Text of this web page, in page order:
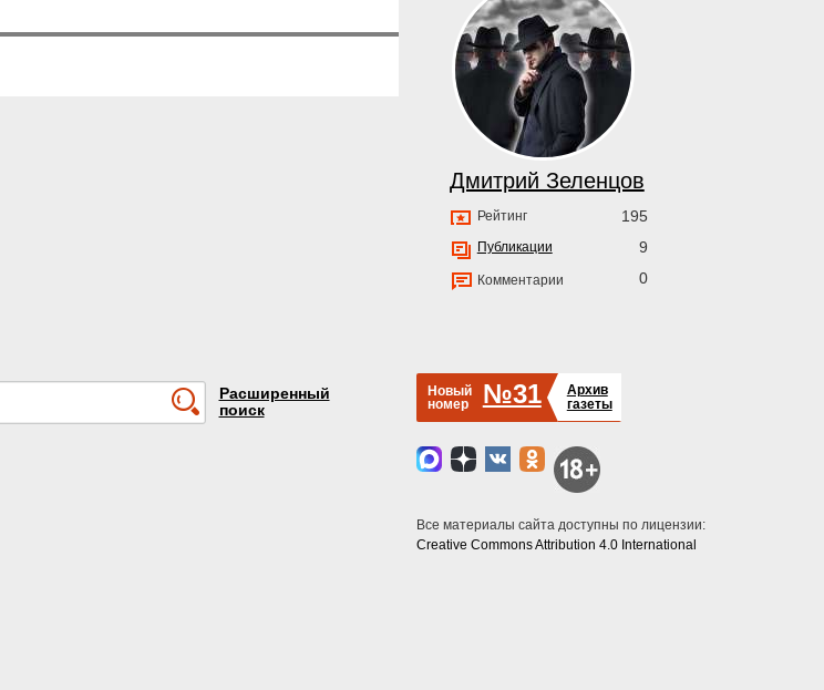
Дмитрий Зеленцов
Рейтинг 195
Публикации 9
Комментарии 0
Расширенный
поиск
Новый
номер
№31
Архив
газеты
Все материалы сайта доступны по лицензии:
Creative Commons Attribution 4.0 International